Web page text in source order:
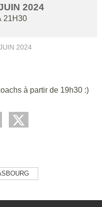
2024
21H30
2024
à partir de 19h30 :)